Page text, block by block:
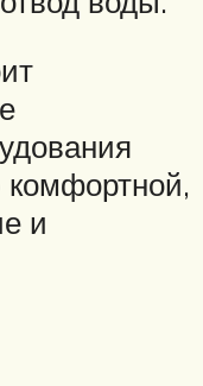
комфортной,
и